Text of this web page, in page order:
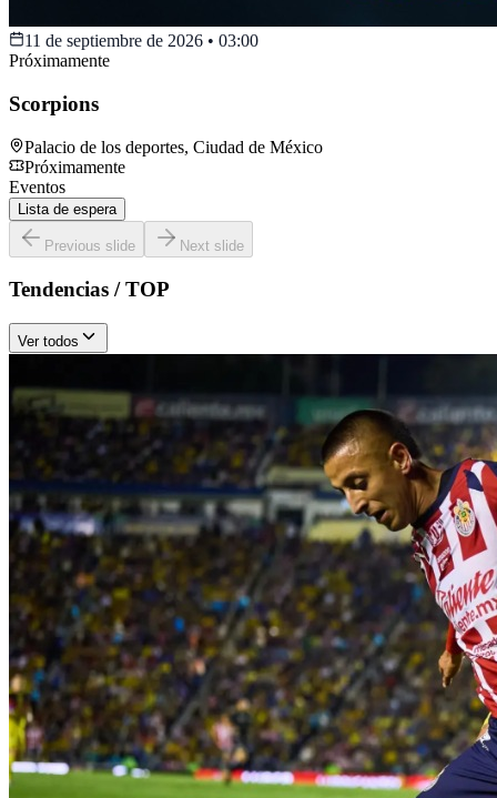
11 de septiembre de 2026 • 03:00
Próximamente
Scorpions
Palacio de los deportes, Ciudad de México
Próximamente
Eventos
Lista de espera
Previous slide Next slide
Tendencias / TOP
Ver todos